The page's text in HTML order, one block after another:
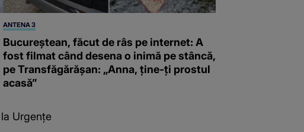
ANTENA 3
Bucureștean, făcut de râs pe internet: A
fost filmat când desena o inimă pe stâncă,
pe Transfăgărășan: „Anna, ține-ți prostul
acasă”
Urgențe